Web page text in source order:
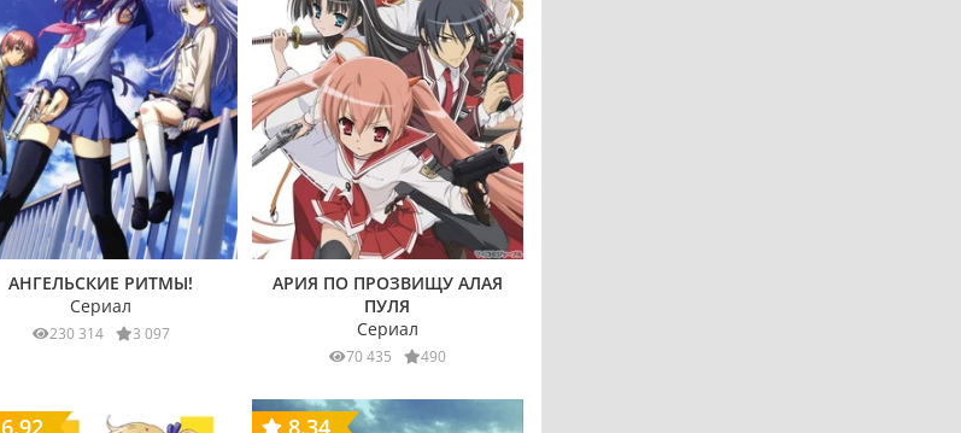
АНГЕЛЬСКИЕ РИТМЫ!
Сериал
230 314 3 097
АРИЯ ПО ПРОЗВИЩУ АЛАЯ
ПУЛЯ
Сериал
70 435 490
6.92 8.34